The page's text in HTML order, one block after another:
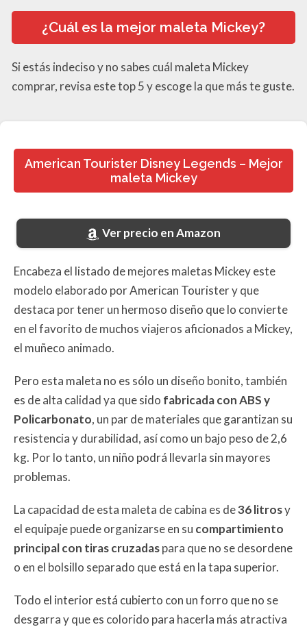
¿Cuál es la mejor maleta Mickey?
Si estás indeciso y no sabes cuál maleta Mickey
comprar, revisa este top 5 y escoge la que más te guste.
American Tourister Disney Legends – Mejor
maleta Mickey
Ver precio en Amazon
Encabeza el listado de mejores maletas Mickey este
modelo elaborado por American Tourister y que
destaca por tener un hermoso diseño que lo convierte
en el favorito de muchos viajeros aficionados a Mickey,
el muñeco animado.
Pero esta maleta no es sólo un diseño bonito, también
es de alta calidad ya que sido fabricada con ABS y
Policarbonato, un par de materiales que garantizan su
resistencia y durabilidad, así como un bajo peso de 2,6
kg. Por lo tanto, un niño podrá llevarla sin mayores
problemas.
La capacidad de esta maleta de cabina es de36 litrosy
el equipaje puede organizarse en su compartimiento
principal con tiras cruzadaspara que no se desordene
o en el bolsillo separado que está en la tapa superior.
Todo el interior está cubierto con un forro que no se
desgarra y que es colorido para hacerla más atractiva